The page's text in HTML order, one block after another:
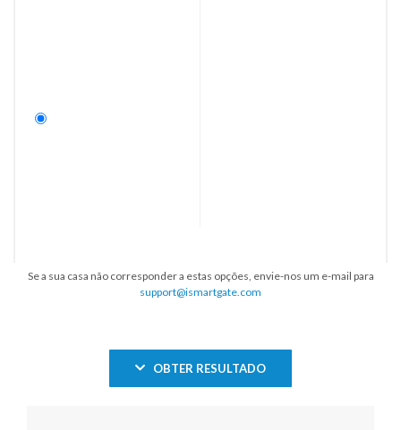
Se a sua casa não corresponder a estas opções, envie-nos um e-mail para
support@ismartgate.com
OBTER RESULTADO